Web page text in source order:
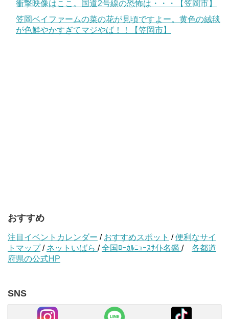
衝撃映像はここ。国道2号線の恐怖は・・・【笠岡市】
笠岡ベイファームの菜の花が見頃ですよー。黄色の絨毯
が色鮮やかすぎてマジやば！！【笠岡市】
おすすめ
注目イベントカレンダー / おすすめスポット /便利なサイ
トマップ/ ネットいばら /全国ﾛｰｶﾙﾆｭｰｽｻｲﾄ名鑑 / 各都道
府県の公式HP
SNS